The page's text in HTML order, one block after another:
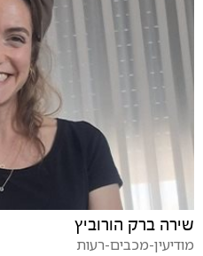
שירה ברק הורוביץ
מודיעין-מכבים-רעות